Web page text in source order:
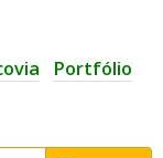
Portfólio